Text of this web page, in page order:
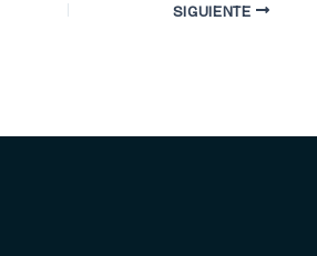
SIGUIENTE